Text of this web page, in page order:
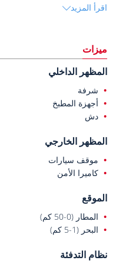
أنطاليا. توفر هذه المنطقة
معروفة بإمكانياتها القوية في
المحلي.
اقرأ المزيد
ميزات
المظهر الداخلي
شرفة
أجهزة المطبخ
دش
المظهر الخارجي
موقف سيارات
كاميرا الأمن
الموقع
المطار (0-50 كم)
البحر (1-5 كم)
نظام التدفئة